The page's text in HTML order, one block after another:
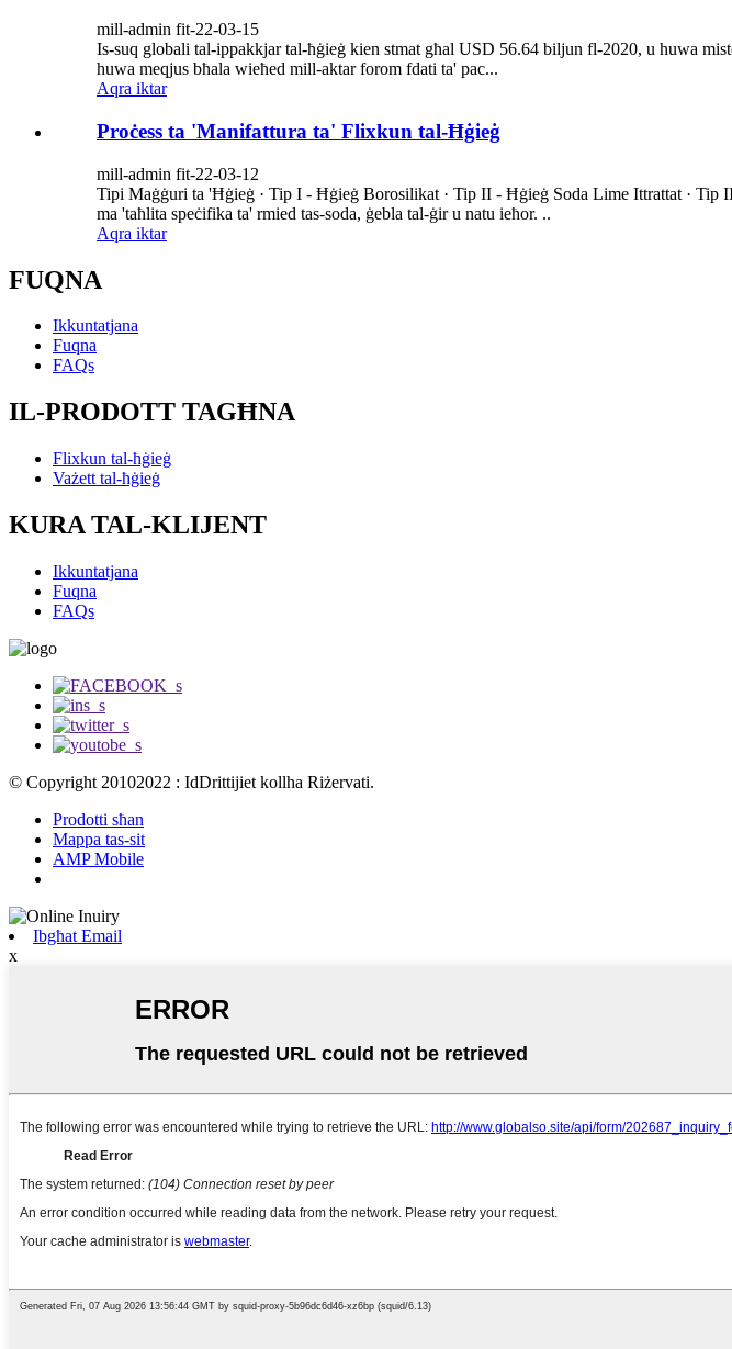
mill-admin fit-22-03-15
Is-suq globali tal-ippakkjar tal-ħġieġ kien stmat għal USD 56.64 biljun fl-2020, u huwa
huwa meqjus bħala wieħed mill-aktar forom fdati ta' pac...
Aqra iktar
Proċess ta 'Manifattura ta' Flixkun tal-Ħġieġ
mill-admin fit-22-03-12
Tipi Maġġuri ta 'Ħġieġ · Tip I - Ħġieġ Borosilikat · Tip II - Ħġieġ Soda Lime Ittrattat ·
ma 'taħlita speċifika ta' rmied tas-soda, ġebla tal-ġir u natu ieħor. ..
Aqra iktar
FUQNA
Ikkuntatjana
Fuqna
FAQs
IL-PRODOTT TAGĦNA
Flixkun tal-ħġieġ
Vażett tal-ħġieġ
KURA TAL-KLIJENT
Ikkuntatjana
Fuqna
FAQs
© Copyright 20102022 : IdDrittijiet kollha Riżervati.
Prodotti sħan
Mappa tas-sit
AMP Mobile
Ibgħat Email
x